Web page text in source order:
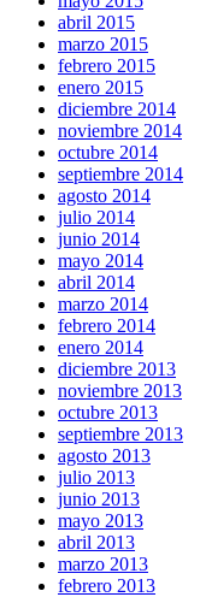
abril 2015
marzo 2015
febrero 2015
enero 2015
diciembre 2014
noviembre 2014
octubre 2014
septiembre 2014
agosto 2014
julio 2014
junio 2014
mayo 2014
abril 2014
marzo 2014
febrero 2014
enero 2014
diciembre 2013
noviembre 2013
octubre 2013
septiembre 2013
agosto 2013
julio 2013
junio 2013
mayo 2013
abril 2013
marzo 2013
febrero 2013